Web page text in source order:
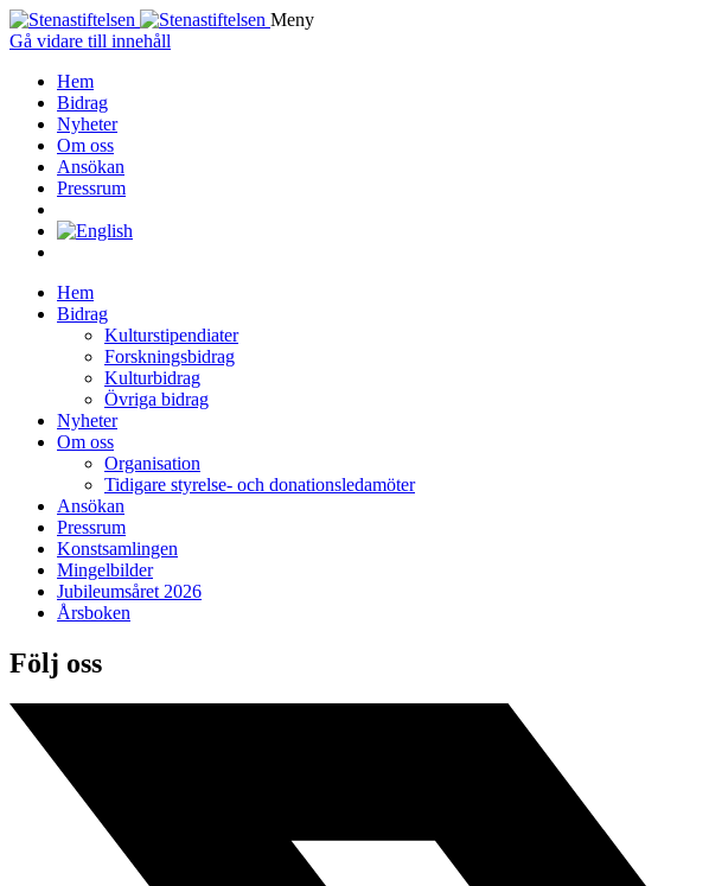
Meny
Gå vidare till innehåll
Hem
Bidrag
Nyheter
Om oss
Ansökan
Pressrum
Hem
Bidrag
Kulturstipendiater
Forskningsbidrag
Kulturbidrag
Övriga bidrag
Nyheter
Om oss
Organisation
Tidigare styrelse- och donationsledamöter
Ansökan
Pressrum
Konstsamlingen
Mingelbilder
Jubileumsåret 2026
Årsboken
Följ oss